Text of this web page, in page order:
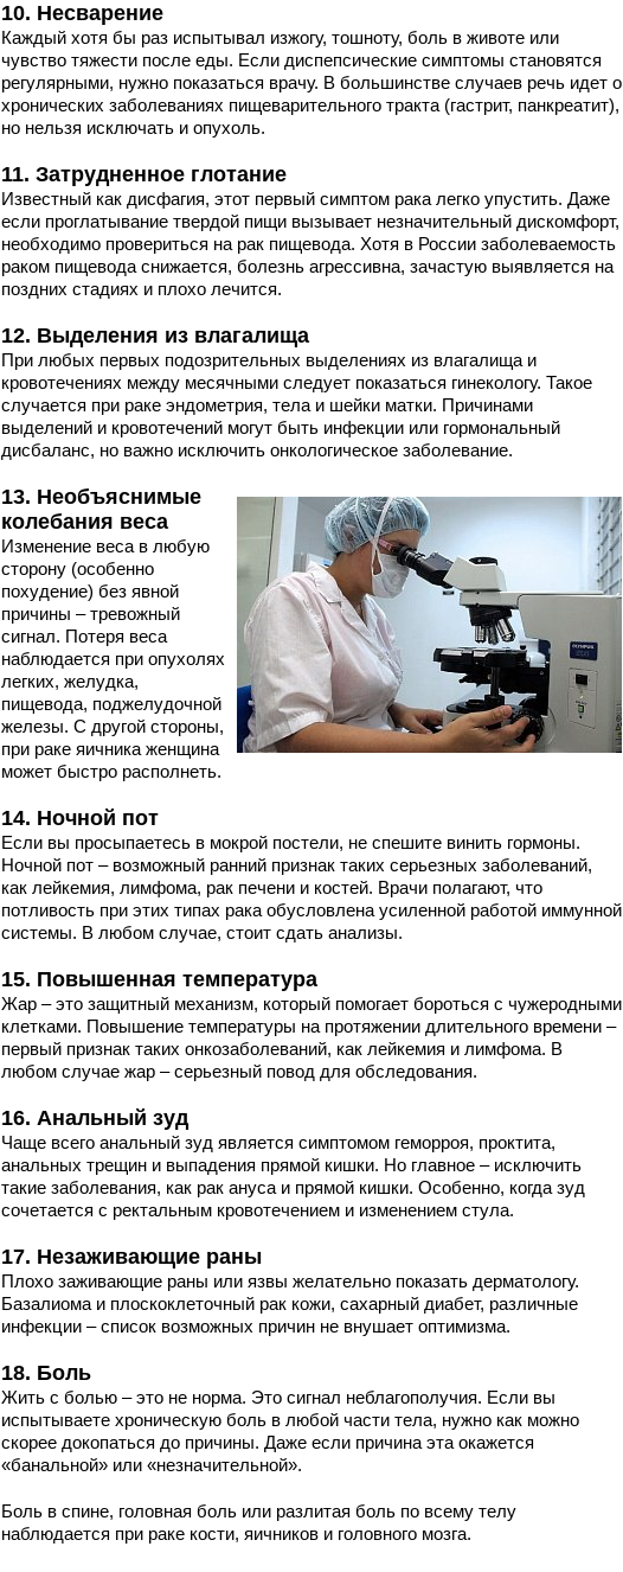
10. Несварение
Каждый хотя бы раз испытывал изжогу, тошноту, боль в животе или
чувство тяжести после еды. Если диспепсические симптомы становятся
регулярными, нужно показаться врачу. В большинстве случаев речь идет о
хронических заболеваниях пищеварительного тракта (гастрит, панкреатит),
но нельзя исключать и опухоль.
11. Затрудненное глотание
Известный как дисфагия, этот первый симптом рака легко упустить. Даже
если проглатывание твердой пищи вызывает незначительный дискомфорт,
необходимо провериться на рак пищевода. Хотя в России заболеваемость
раком пищевода снижается, болезнь агрессивна, зачастую выявляется на
поздних стадиях и плохо лечится.
12. Выделения из влагалища
При любых первых подозрительных выделениях из влагалища и
кровотечениях между месячными следует показаться гинекологу. Такое
случается при раке эндометрия, тела и шейки матки. Причинами
выделений и кровотечений могут быть инфекции или гормональный
дисбаланс, но важно исключить онкологическое заболевание.
13. Необъяснимые
колебания веса
Изменение веса в любую
сторону (особенно
похудение) без явной
причины – тревожный
сигнал. Потеря веса
наблюдается при опухолях
легких, желудка,
пищевода, поджелудочной
железы. С другой стороны,
при раке яичника женщина
может быстро располнеть.
14. Ночной пот
Если вы просыпаетесь в мокрой постели, не спешите винить гормоны.
Ночной пот – возможный ранний признак таких серьезных заболеваний,
как лейкемия, лимфома, рак печени и костей. Врачи полагают, что
потливость при этих типах рака обусловлена усиленной работой иммунной
системы. В любом случае, стоит сдать анализы.
15. Повышенная температура
Жар – это защитный механизм, который помогает бороться с чужеродными
клетками. Повышение температуры на протяжении длительного времени –
первый признак таких онкозаболеваний, как лейкемия и лимфома. В
любом случае жар – серьезный повод для обследования.
16. Анальный зуд
Чаще всего анальный зуд является симптомом геморроя, проктита,
анальных трещин и выпадения прямой кишки. Но главное – исключить
такие заболевания, как рак ануса и прямой кишки. Особенно, когда зуд
сочетается с ректальным кровотечением и изменением стула.
17. Незаживающие раны
Плохо заживающие раны или язвы желательно показать дерматологу.
Базалиома и плоскоклеточный рак кожи, сахарный диабет, различные
инфекции – список возможных причин не внушает оптимизма.
18. Боль
Жить с болью – это не норма. Это сигнал неблагополучия. Если вы
испытываете хроническую боль в любой части тела, нужно как можно
скорее докопаться до причины. Даже если причина эта окажется
«банальной» или «незначительной».
Боль в спине, головная боль или разлитая боль по всему телу
наблюдается при раке кости, яичников и головного мозга.